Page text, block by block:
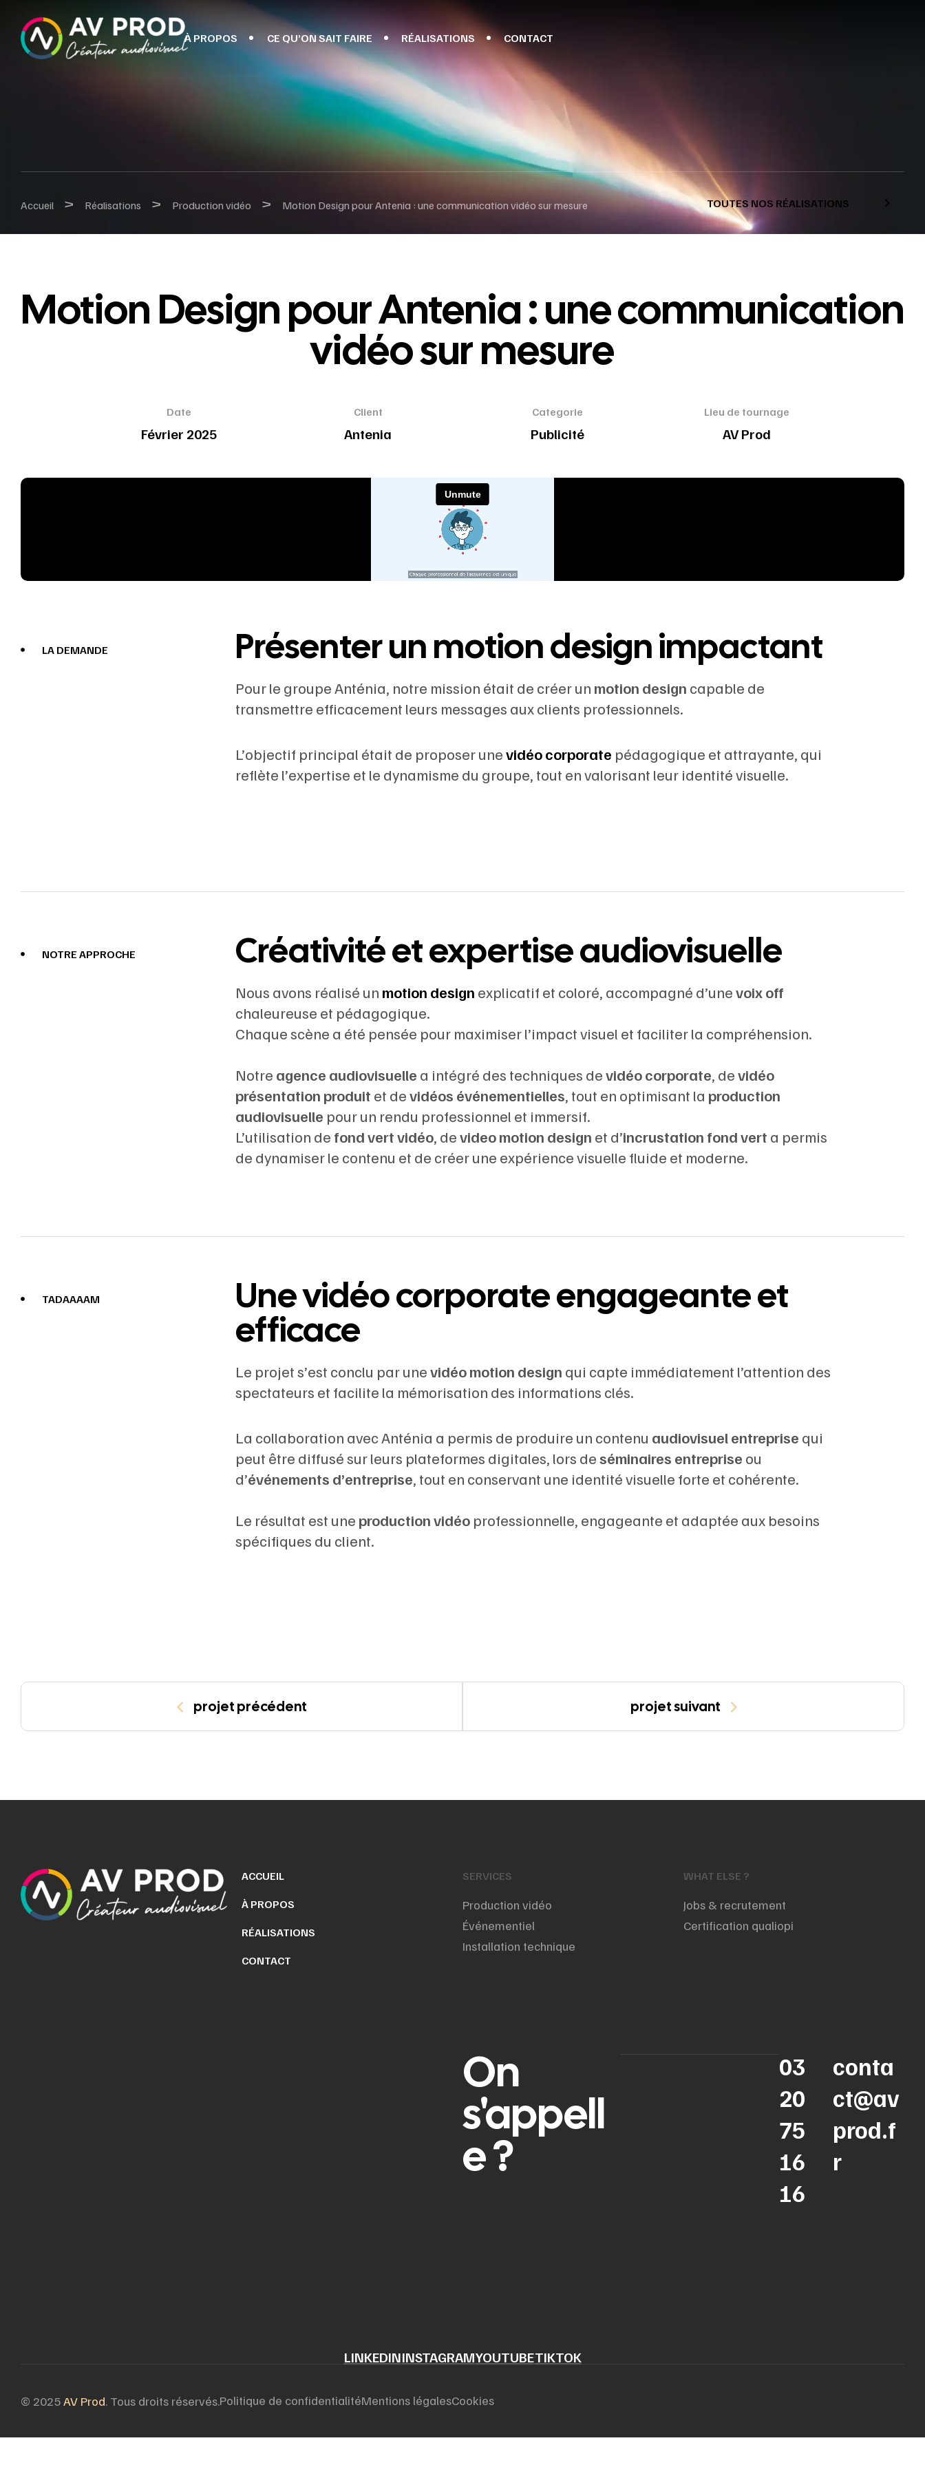
À PROPOS CE QU’ON SAIT FAIRE RÉALISATIONS CONTACT
Accueil > Réalisations > Production vidéo > Motion Design pour Antenia : une communication vidéo sur mesure TOUTES NOS RÉALISATIONS
Motion Design pour Antenia : une communication
vidéo sur mesure
Date
Février 2025
Client
Antenia
Categorie
Publicité
Lieu de tournage
AV Prod
LA DEMANDE Présenter un motion design impactant
Pour le groupe Anténia, notre mission était de créer un motion design capable de
transmettre efficacement leurs messages aux clients professionnels.
L’objectif principal était de proposer unevidéo corporate pédagogique et attrayante, qui
reflète l’expertise et le dynamisme du groupe, tout en valorisant leur identité visuelle.
NOTRE APPROCHE Créativité et expertise audiovisuelle
Nous avons réalisé un motion design explicatif et coloré, accompagné d’unevoix off
chaleureuse et pédagogique.
Chaque scène a été pensée pour maximiser l’impact visuel et faciliter la compréhension.
Notre agence audiovisuelle a intégré des techniques devidéo corporate, devidéo
présentation produit et devidéos événementielles, tout en optimisant la production
audiovisuelle pour un rendu professionnel et immersif.
L’utilisation de fond vert vidéo, devideo motion design et d’incrustation fond vert a permis
de dynamiser le contenu et de créer une expérience visuelle fluide et moderne.
TADAAAAM Une vidéo corporate engageante et
efficace
Le projet s’est conclu par unevidéo motion design qui capte immédiatement l’attention des
spectateurs et facilite la mémorisation des informations clés.
La collaboration avec Anténia a permis de produire un contenu audiovisuel entreprise qui
peut être diffusé sur leurs plateformes digitales, lors deséminaires entreprise ou
d’événements d’entreprise, tout en conservant une identité visuelle forte et cohérente.
Le résultat est une production vidéo professionnelle, engageante et adaptée aux besoins
spécifiques du client.
projet précédent projet suivant
ACCUEIL
À PROPOS
RÉALISATIONS
CONTACT
SERVICES
Production vidéo
Événementiel
Installation technique
WHAT ELSE ?
Jobs & recrutement
Certification qualiopi
On
s'appell
e ?
03
20
75
16
16
conta
ct@av
prod.f
r
LINKEDININSTAGRAMYOUTUBETIKTOK
© 2025AV Prod. Tous droits réservés.Politique de confidentialitéMentions légalesCookies